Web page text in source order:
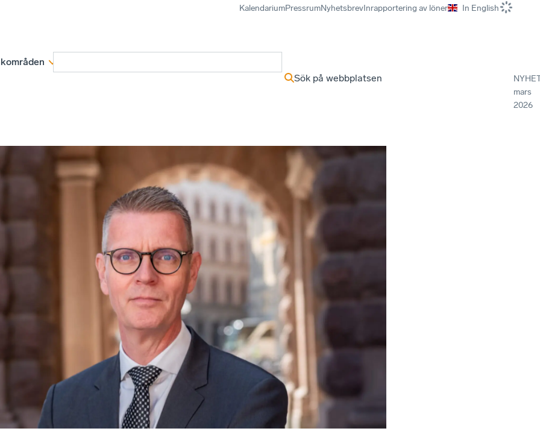
KalendariumPressrumNyhetsbrevInrapportering av löner In English
Sök på webbplatsen
mars
2026